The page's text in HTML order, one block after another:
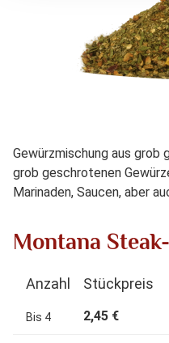
Gewürzmischung aus grob
grob geschrotenen
Marinaden, Saucen, aber
Montana
Anzahl Stückpreis
Bis 4 2,45 €